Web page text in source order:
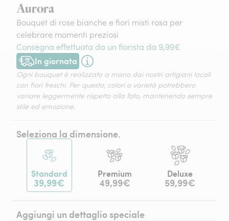
Aurora
Bouquet di rose bianche e fiori misti rosa per
celebrare momenti preziosi
Consegna effettuata da un fiorista da 9,99€
In giornata
Consegna disponibile oggi o in data a tua scelta.
Ogni bouquet è realizzato a mano dai nostri artigiani locali
con fiori freschi. Per questo, colori o varietà potrebbero
variare leggermente rispetto alla foto, mantenendo sempre
stile ed emozione.
Seleziona la dimensione.
Standard
39,99€
Premium
49,99€
Deluxe
59,99€
Aggiungi un dettaglio speciale